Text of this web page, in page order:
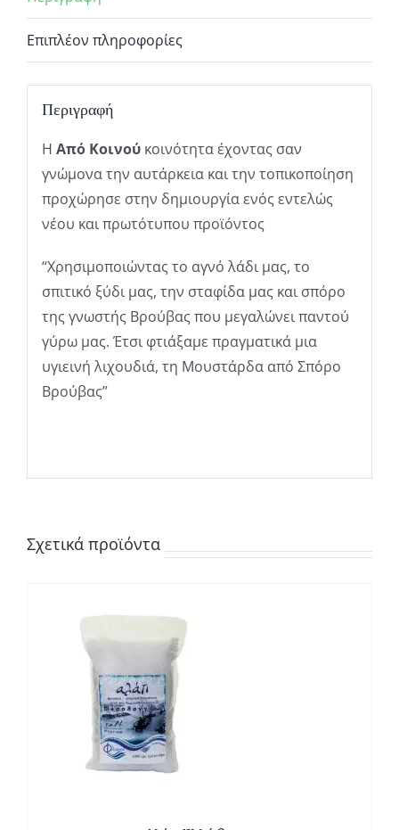
Επιπλέον πληροφορίες
Περιγραφή
Η Από Κοινούκοινότητα έχοντας σαν
γνώμονα την αυτάρκεια και την τοπικοποίηση
προχώρησε στην δημιουργία ενός εντελώς
νέου και πρωτότυπου προϊόντος
“Χρησιμοποιώντας το αγνό λάδι μας, το
σπιτικό ξύδι μας, την σταφίδα μας και σπόρο
της γνωστής Βρούβας που μεγαλώνει παντού
γύρω μας. Έτσι φτιάξαμε πραγματικά μια
υγιεινή λιχουδιά, τη Μουστάρδα από Σπόρο
Βρούβας”
Σχετικά προϊόντα